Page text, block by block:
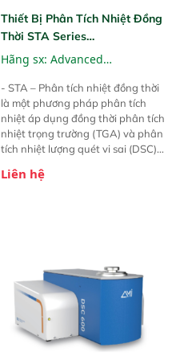
Thiết Bị Phân Tích Nhiệt Đồng
Thời STA Series
(Simultaneous Thermal
Analysis) Phân Tích Nhựa
Hãng sx: Advanced
(AMI) - Mỹ
- STA – Phân tích nhiệt đồng thời
là một phương pháp phân tích
nhiệt áp dụng đồng thời phân tích
nhiệt trọng trường (TGA) và phân
tích nhiệt lượng quét vi sai (DSC)
bị duy nhất. Các điều kiện đo phải
cảm biến, hiệu ứng bức xạ, v.v.). -
STA Series 650/1000/1200/1500
thế hệ mới của Advanced
Measurement Instruments (AMI),
tiền thân là Altamira, có hệ phân
tích nhiệt đồng thời hiện đại, tích
Liên hệ